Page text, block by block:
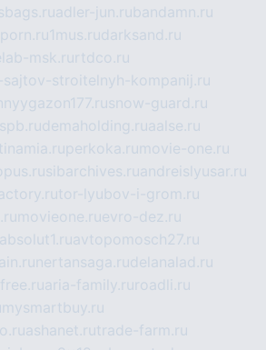
adler-jun.rubandamn.ru
1mus.rudarksand.ru
msk.ru rtdco.ru
stroitelnyh-kompanij.ru
snow-guard.ru
demaholding.ruaalse.ru
perkoka.ru movie-one.ru
sibarchives.ruandreislyusar.ru
tor-lyubov-i-grom.ru
movieone.ruevro-dez.ru
avtopomosch27.ru
nertansaga.rudelanalad.ru
aria-family.ru roadli.ru
mysmartbuy.ru
ashanet.rutrade-farm.ru